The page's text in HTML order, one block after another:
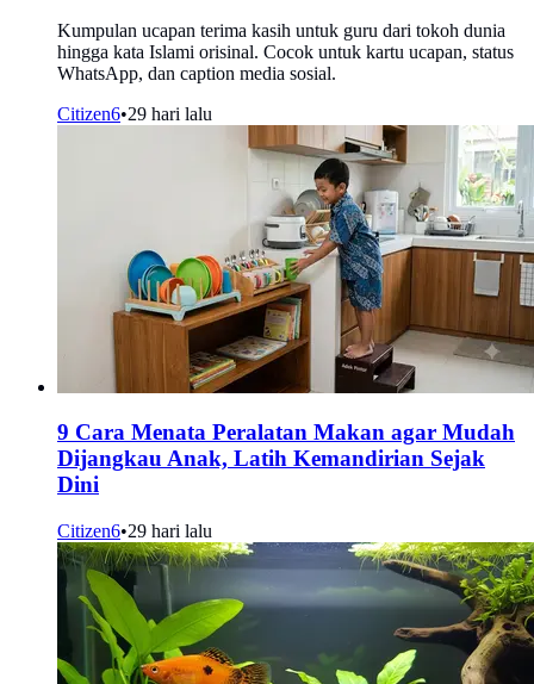
Kumpulan ucapan terima kasih untuk guru dari tokoh dunia
hingga kata Islami orisinal. Cocok untuk kartu ucapan, status
WhatsApp, dan caption media sosial.
Citizen6•29 hari lalu
9 Cara Menata Peralatan Makan agar Mudah
Dijangkau Anak, Latih Kemandirian Sejak
Dini
Citizen6•29 hari lalu